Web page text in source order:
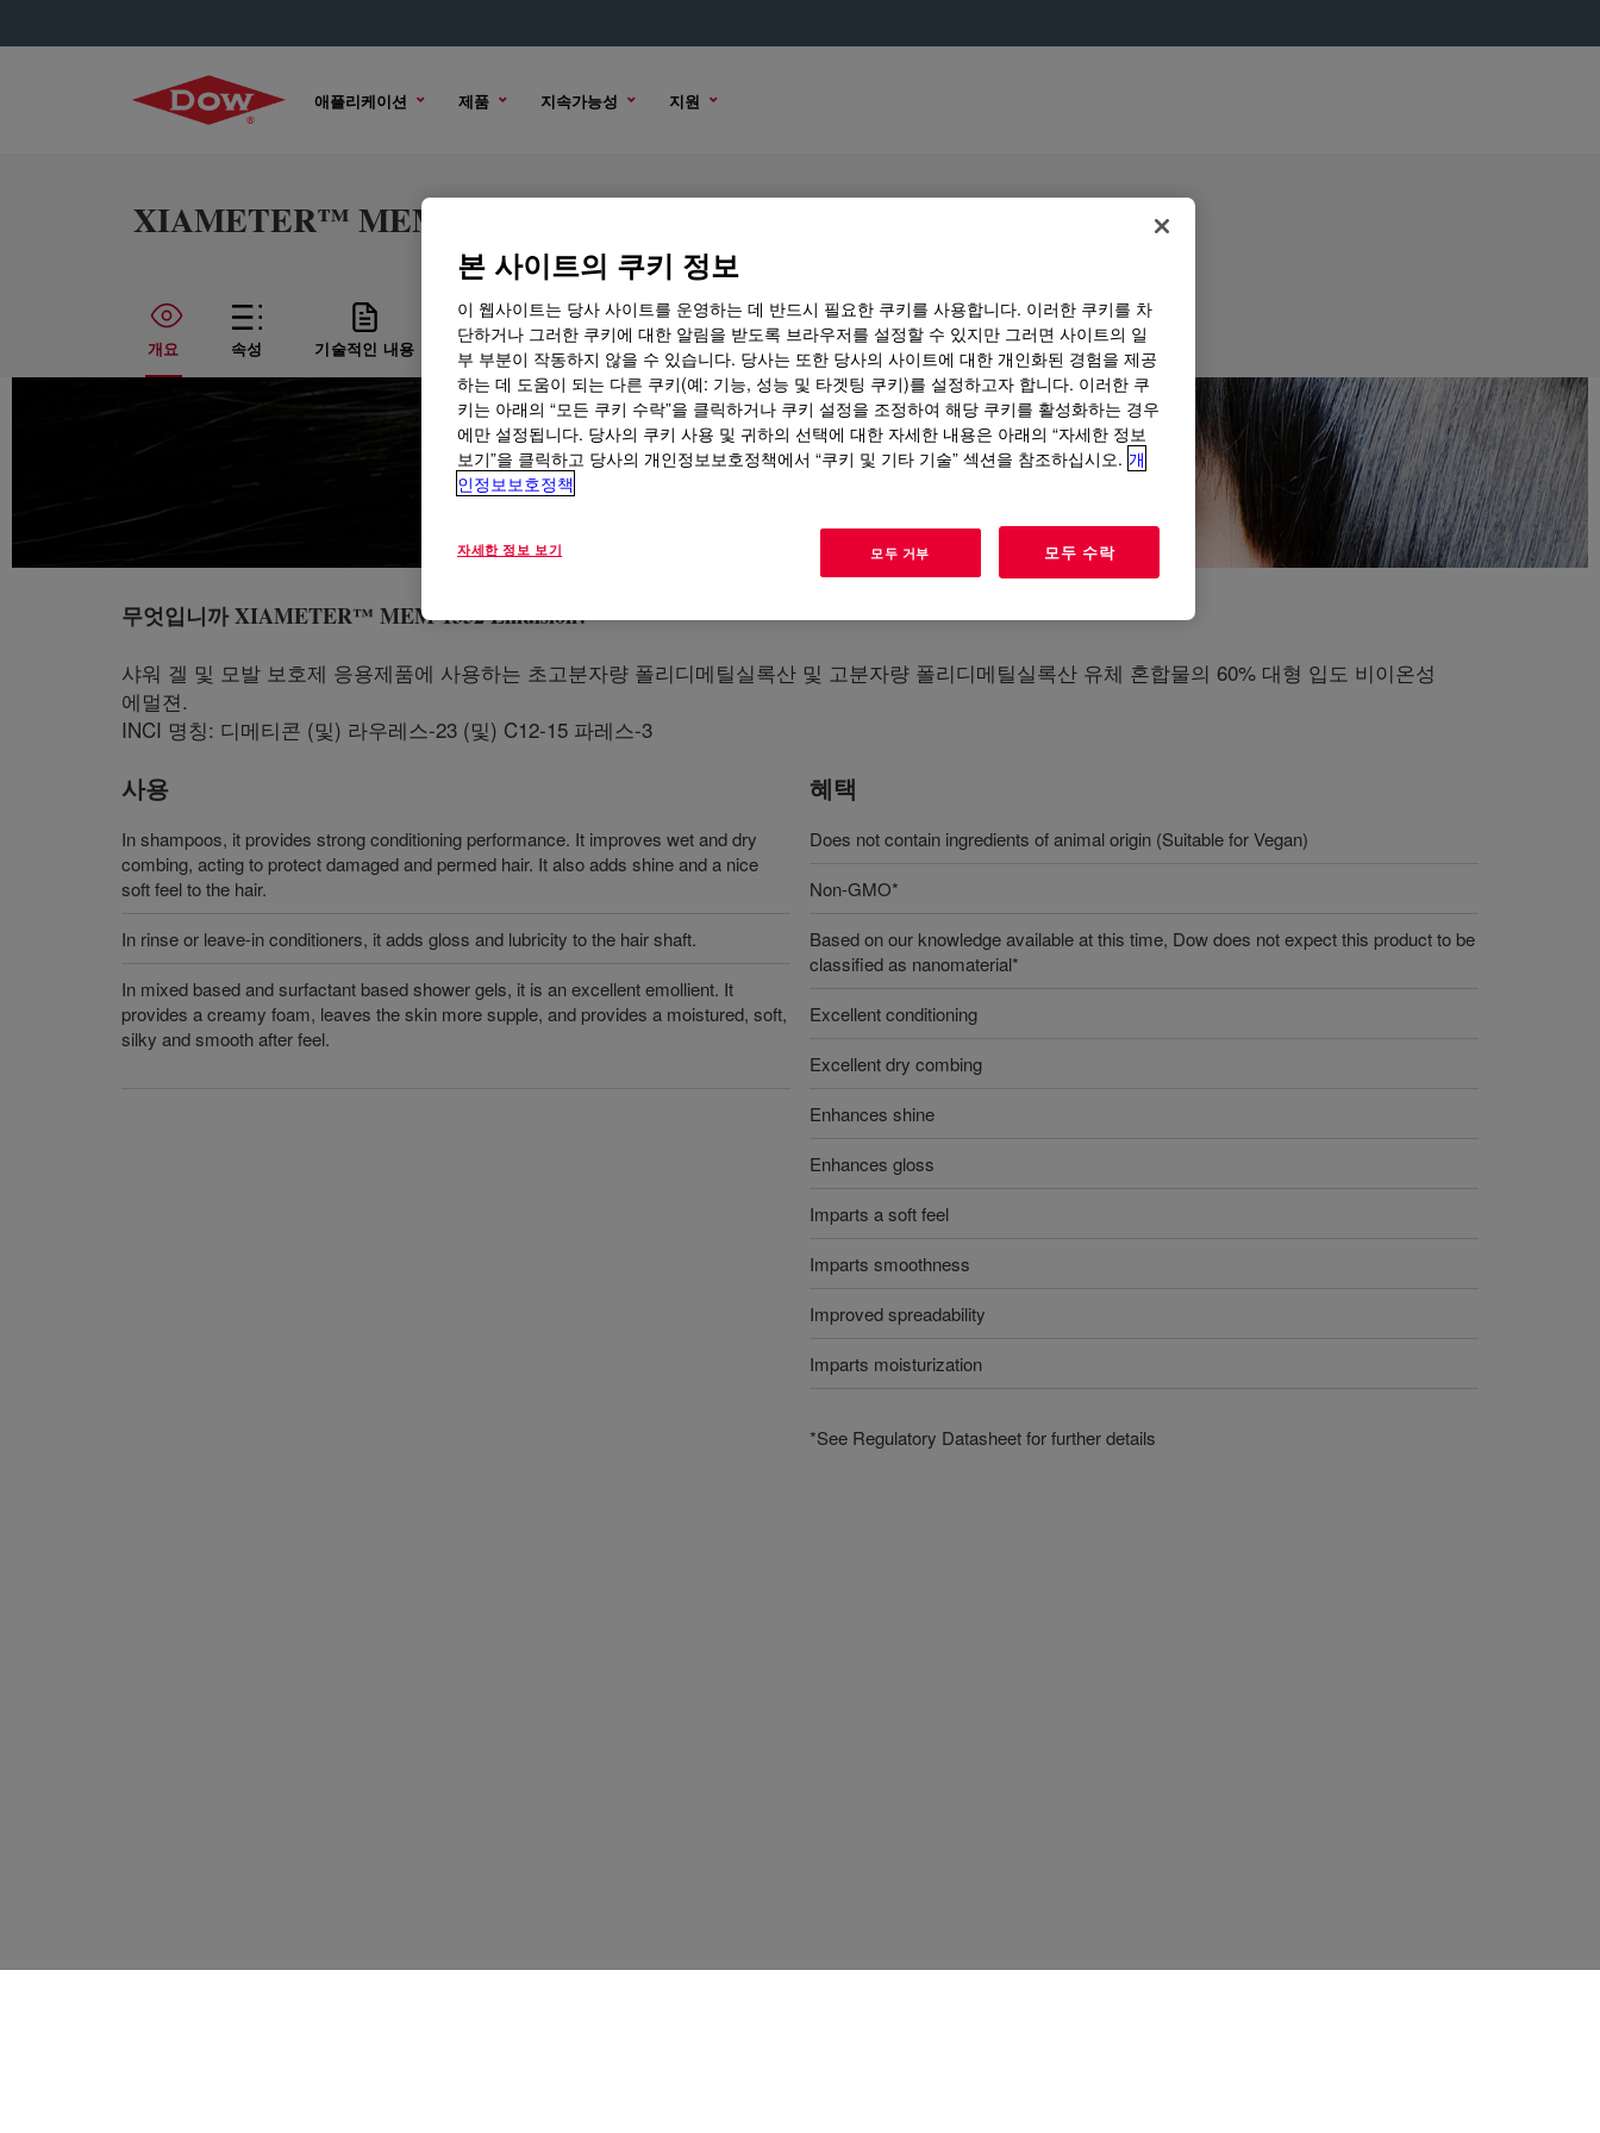
애플리케이션 제품 지속가능성 지원
XIAMETER™ MEM-1352 Emulsion
개요 속성 기술적인 내용 샘플 옵션 구매 옵션
무엇입니까XIAMETER™ MEM-1352 Emulsion?
샤워 겔 및 모발 보호제 응용제품에 사용하는 초고분자량 폴리디메틸실록산 및 고분자량 폴리디메틸실록산 유체 혼합물의 60% 대형 입도 비이온성
에멀젼.
INCI 명칭: 디메티콘 (및) 라우레스-23 (및) C12-15 파레스-3
사용
In shampoos, it provides strong conditioning performance. It improves wet and dry
combing, acting to protect damaged and permed hair. It also adds shine and a nice
soft feel to the hair.
In rinse or leave-in conditioners, it adds gloss and lubricity to the hair shaft.
In mixed based and surfactant based shower gels, it is an excellent emollient. It
provides a creamy foam, leaves the skin more supple, and provides a moistured, soft,
silky and smooth after feel.
혜택
Does not contain ingredients of animal origin (Suitable for Vegan)
Non-GMO*
Based on our knowledge available at this time, Dow does not expect this product to be
classified as nanomaterial*
Excellent conditioning
Excellent dry combing
Enhances shine
Enhances gloss
Imparts a soft feel
Imparts smoothness
Improved spreadability
Imparts moisturization
*See Regulatory Datasheet for further details
본 사이트의 쿠키 정보
이 웹사이트는 당사 사이트를 운영하는 데 반드시 필요한 쿠키를 사용합니다. 이러한 쿠키를 차
단하거나 그러한 쿠키에 대한 알림을 받도록 브라우저를 설정할 수 있지만 그러면 사이트의 일
부 부분이 작동하지 않을 수 있습니다. 당사는 또한 당사의 사이트에 대한 개인화된 경험을 제공
하는 데 도움이 되는 다른 쿠키(예: 기능, 성능 및 타겟팅 쿠키)를 설정하고자 합니다. 이러한 쿠
키는 아래의 “모든 쿠키 수락”을 클릭하거나 쿠키 설정을 조정하여 해당 쿠키를 활성화하는 경우
에만 설정됩니다. 당사의 쿠키 사용 및 귀하의 선택에 대한 자세한 내용은 아래의 “자세한 정보
보기”을 클릭하고 당사의 개인정보보호정책에서 “쿠키 및 기타 기술” 섹션을 참조하십시오. 개
인정보보호정책
자세한 정보 보기 모두 거부 모두 수락